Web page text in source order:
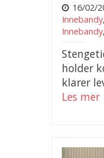
16/02/
Innebandy,
Innebandy,
holder
klarer
Les mer